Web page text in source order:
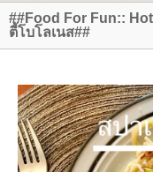
##Food For Fun::
ตี้โบโลเนส##